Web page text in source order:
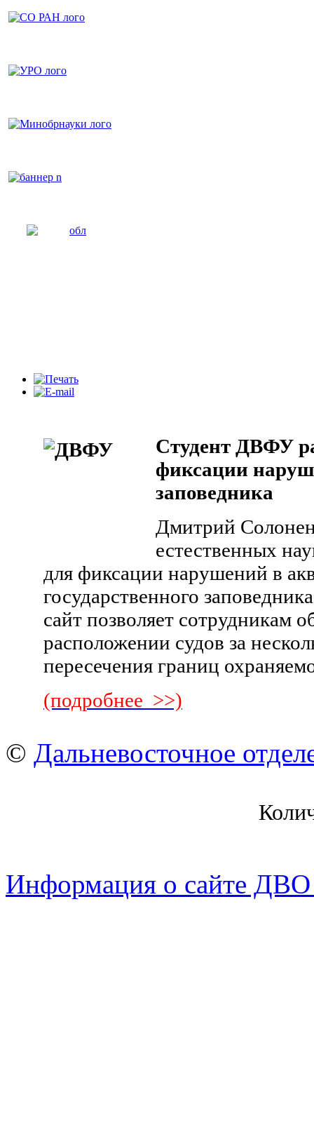
Студент ДВФУ
фиксации
заповедника
Дмитрий
естественных
для фиксации нарушений в
государственного
сайт позволяет сотрудникам
расположении судов за
пересечения границ
(подробнее >>)
© Дальневосточное
Информация о сайте